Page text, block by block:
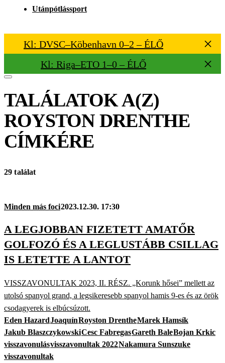
Utánpótlássport
Kl: DVSC–Köbenhavn 0–2 – ÉLŐ
Kl: Riga–ETO 1–0 – ÉLŐ
TALÁLATOK A(Z)
ROYSTON DRENTHE
CÍMKÉRE
29 találat
Minden más foci2023.12.30. 17:30
A LEGJOBBAN FIZETETT AMATŐR
GOLFOZÓ ÉS A LEGLUSTÁBB CSILLAG
IS LETETTE A LANTOT
VISSZAVONULTAK 2023, II. RÉSZ. „Korunk hősei” mellett az
utolsó spanyol grand, a legsikeresebb spanyol hamis 9-es és az örök
csodagyerek is elbúcsúzott.
Eden HazardJoaquínRoyston DrentheMarek Hamsík
Jakub BlaszczykowskiCesc FabregasGareth BaleBojan Krkic
visszavonulásvisszavonultak 2022Nakamura Sunszuke
visszavonultak